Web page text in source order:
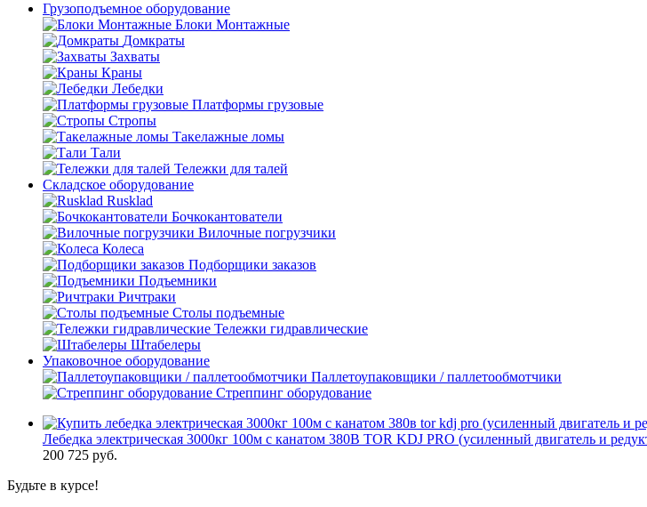
Грузоподъемное оборудование
Блоки Монтажные
Домкраты
Захваты
Краны
Лебедки
Платформы грузовые
Стропы
Такелажные ломы
Тали
Тележки для талей
Складское оборудование
Rusklad
Бочкокантователи
Вилочные погрузчики
Колеса
Подборщики заказов
Подъемники
Ричтраки
Столы подъемные
Тележки гидравлические
Штабелеры
Упаковочное оборудование
Паллетоупаковщики / паллетообмотчики
Стреппинг оборудование
Лебедка электрическая 3000кг 100м с канатом 380В TOR KDJ PRO (усиленный двигатель и
200 725 руб.
Будьте в курсе!